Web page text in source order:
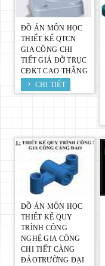
ĐỒ ÁN MÔN HỌC
THIẾT KẾ QTCN
GIA CÔNG CHI
TIẾT GIÁ ĐỠ TRỤC
CĐKT CAO THẮNG
CHI TIẾT
ĐỒ ÁN MÔN HỌC
THIẾT KẾ QUY
TRÌNH CÔNG
NGHỆ GIA CÔNG
CHI TIẾT CÀNG
ĐẢOTRƯỜNG ĐẠI